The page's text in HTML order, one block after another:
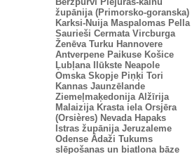
župānija (Primorsko-goranska)
Karksi-Nuija Maspalomas Pella
Saurieši Cermata Vircburga
Ženēva Turku Hannovere
Antverpene Paikuse Košice
Ļubļana Ilūkste Neapole
Omska Skopje Piņķi Tori
Kannas Jaunzēlande
Ziemeļmaķedonija Alžīrija
Malaizija Krasta iela Orsjēra
(Orsières) Nevada Hapaks
Istras župānija Jeruzaleme
Odense Ādaži Tukums
slēpošanas un biatlona bāze